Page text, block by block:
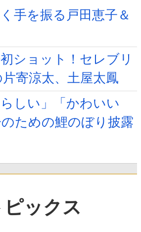
く手を振る戸田恵子＆
初ショット！セレブリ
寄涼太、土屋太鳳
らしい」「かわいい
ための鯉のぼり披露
ックス